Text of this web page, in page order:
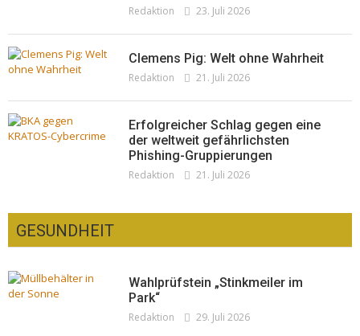
Redaktion 23. Juli 2026
Clemens Pig: Welt ohne Wahrheit
Redaktion 21. Juli 2026
Erfolgreicher Schlag gegen eine
der weltweit gefährlichsten
Phishing-Gruppierungen
Redaktion 21. Juli 2026
GESUNDHEIT
Wahlprüfstein „Stinkmeiler im
Park“
Redaktion 29. Juli 2026